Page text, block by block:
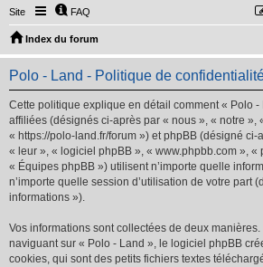
Site FAQ
Index du forum
Polo - Land - Politique de
Cette politique explique en détail comment « Polo -
affiliées (désignés ci-après par « nous », « notre »,
« https://polo-land.fr/forum ») et phpBB (désigné ci-
« leur », « logiciel phpBB », « www.phpbb.com », «
« Équipes phpBB ») utilisent n’importe quelle
n’importe quelle session d’utilisation de votre part
informations »).
Vos informations sont collectées de deux
naviguant sur « Polo - Land », le logiciel phpBB
cookies, qui sont des petits fichiers textes